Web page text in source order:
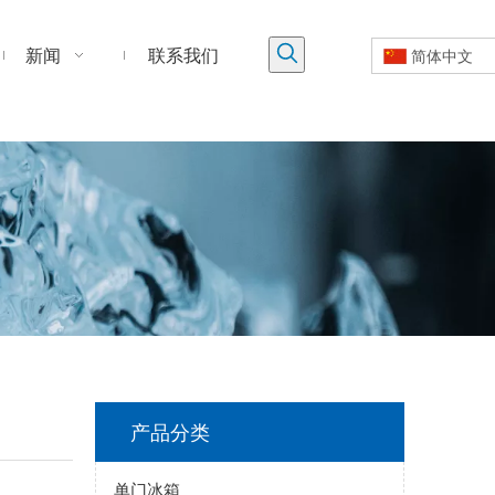
新闻 联系我们 简体中文
产品分类
单门冰箱